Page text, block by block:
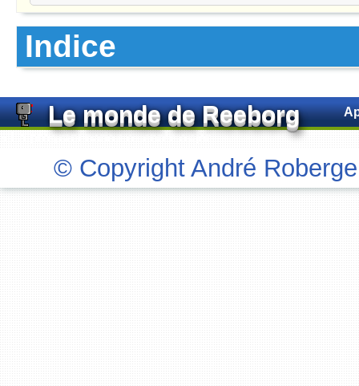
Indice
Le monde de Reeborg
La programmation orientée objet
© Copyright André